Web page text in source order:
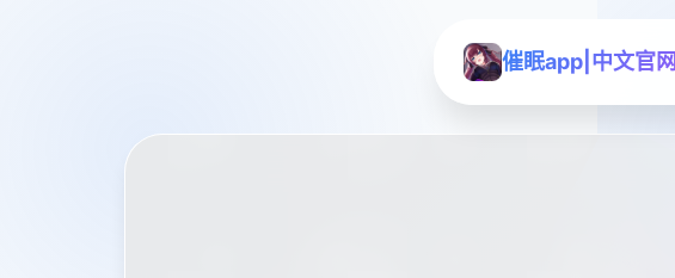
催眠app|中文官网